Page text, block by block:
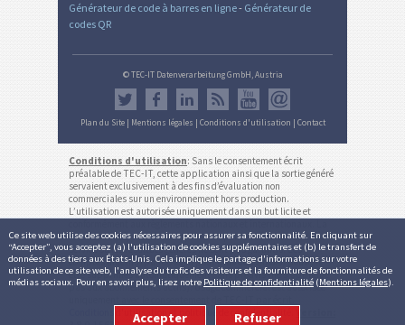
Ce site web utilise des cookies nécessaires pour assurer sa fonctionnalité. En cliquant sur
“Accepter”, vous acceptez (a) l'utilisation de cookies supplémentaires et (b) le transfert de
données à des tiers aux États-Unis. Cela implique le partage d'informations sur votre
utilisation de ce site web, l'analyse du trafic des visiteurs et la fourniture de fonctionnalités de
médias sociaux. Pour en savoir plus, lisez notre Politique de confidentialité (Mentions légales).
Accepter Refuser
Générateur de code à barres en ligne- Générateur de
codes QR
© TEC-IT Datenverarbeitung GmbH, Austria
Plan du Site| Mentions légales | Conditions d'utilisation | Contact
Conditions d'utilisation: Sans le consentement écrit
préalable de TEC-IT, cette application ainsi que la sortie généré
servaient exclusivement à des fins d’évaluation non
commerciales sur un environnement hors production.
L’utilisation est autorisée uniquement dans un but licite et
fonctionnalité, exactitude et/ou la disponibilité continue de ce
service ou les résultats générés ne sont pas garantis. Les
comptes inactifs (pas de login pour plus de 12 mois) peuvent
être supprimés automatiquement sans préavis (ne s'applique
pas aux abonnements actifs). Usage commercial est autorisée
Conditions d'utilisation et politique de confidentialité